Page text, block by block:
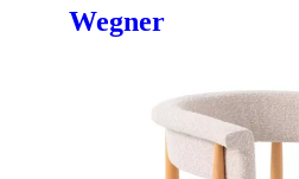
Wegner